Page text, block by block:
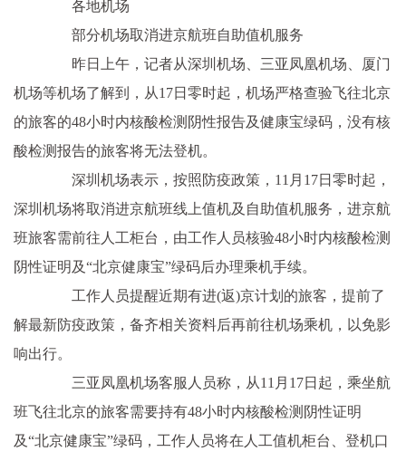
各地机场
部分机场取消进京航班自助值机服务
昨日上午，记者从深圳机场、三亚凤凰机场、厦门
机场等机场了解到，从17日零时起，机场严格查验飞往北京
的旅客的48小时内核酸检测阴性报告及健康宝绿码，没有核
酸检测报告的旅客将无法登机。
深圳机场表示，按照防疫政策，11月17日零时起，
深圳机场将取消进京航班线上值机及自助值机服务，进京航
班旅客需前往人工柜台，由工作人员核验48小时内核酸检测
阴性证明及“北京健康宝”绿码后办理乘机手续。
工作人员提醒近期有进(返)京计划的旅客，提前了
解最新防疫政策，备齐相关资料后再前往机场乘机，以免影
响出行。
三亚凤凰机场客服人员称，从11月17日起，乘坐航
班飞往北京的旅客需要持有48小时内核酸检测阴性证明
及“北京健康宝”绿码，工作人员将在人工值机柜台、登机口